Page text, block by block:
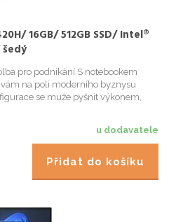
16GB/ 512GB SSD/ Intel®
šedý
pro podnikání S notebookem
vám na poli moderního byznysu
se muže pyšnit výkonem,
u dodavatele
Přidat do košíku